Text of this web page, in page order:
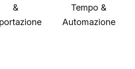
&
Tempo &
Automazione